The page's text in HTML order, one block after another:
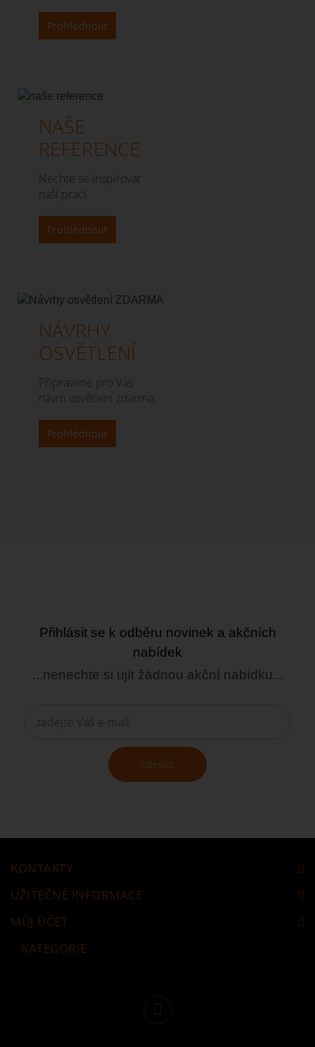
Prohlédnout
NAŠE
REFERENCE
Nechte se inspirovat
naší prací.
Prohlédnout
NÁVRHY
OSVĚTLENÍ
Připravíme pro Vás
návrh osvětlení zdarma.
Prohlédnout
Přihlásit se k odběru novinek a akčních
nabídek
...nenechte si ujít žádnou akční nabídku...
odeslat
KONTAKTY
UŽITEČNÉ INFORMACE
MŮJ ÚČET
KATEGORIE
Facebook